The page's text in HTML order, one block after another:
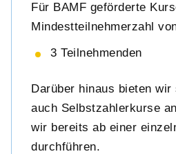
Für BAMF geförderte
Mindestteilnehmerzahl
3 Teilnehmenden
Darüber hinaus bieten
auch Selbstzahlerkurse
wir bereits ab einer
durchführen.